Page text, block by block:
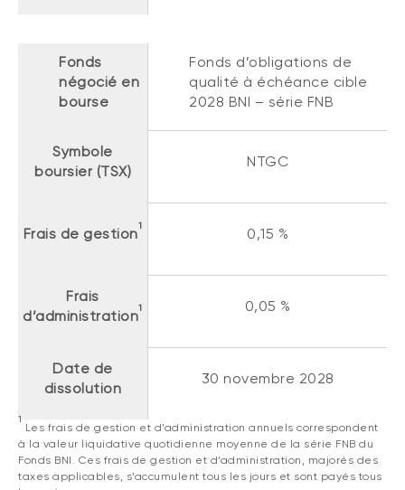
Fonds
négocié en
bourse
Fonds d’obligations de
qualité à échéance cible
2028 BNI – série FNB
Symbole
boursier (TSX)
NTGC
Frais de gestion1 0,15 %
Frais
d’administration1 0,05 %
Date de
dissolution
30 novembre 2028
1
Les frais de gestion et d’administration annuels correspondent
à la valeur liquidative quotidienne moyenne de la série FNB du
Fonds BNI. Ces frais de gestion et d’administration, majorés des
taxes applicables, s’accumulent tous les jours et sont payés tous